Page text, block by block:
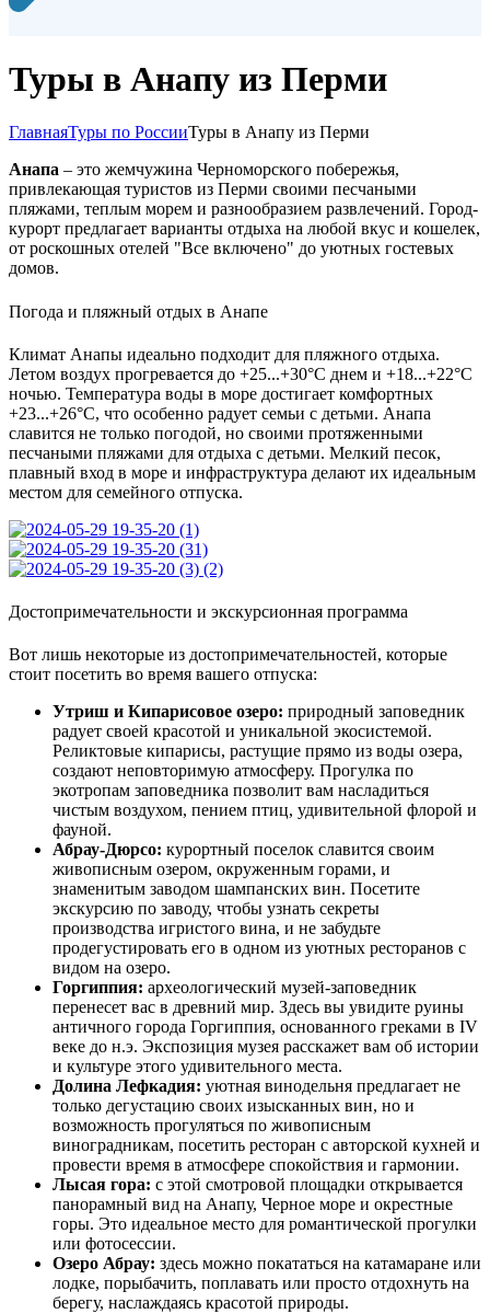
Туры в Анапу из Перми
ГлавнаяТуры по РоссииТуры в Анапу из Перми
Анапа – это жемчужина Черноморского побережья,
привлекающая туристов из Перми своими песчаными
пляжами, теплым морем и разнообразием развлечений. Город-
курорт предлагает варианты отдыха на любой вкус и кошелек,
от роскошных отелей "Все включено" до уютных гостевых
домов.
Погода и пляжный отдых в Анапе
Климат Анапы идеально подходит для пляжного отдыха.
Летом воздух прогревается до +25...+30°C днем и +18...+22°C
ночью. Температура воды в море достигает комфортных
+23...+26°C, что особенно радует семьи с детьми. Анапа
славится не только погодой, но своими протяженными
песчаными пляжами для отдыха с детьми. Мелкий песок,
плавный вход в море и инфраструктура делают их идеальным
местом для семейного отпуска.
Достопримечательности и экскурсионная программа
Вот лишь некоторые из достопримечательностей, которые
стоит посетить во время вашего отпуска:
Утриш и Кипарисовое озеро: природный заповедник
радует своей красотой и уникальной экосистемой.
Реликтовые кипарисы, растущие прямо из воды озера,
создают неповторимую атмосферу. Прогулка по
экотропам заповедника позволит вам насладиться
чистым воздухом, пением птиц, удивительной флорой и
фауной.
Абрау-Дюрсо: курортный поселок славится своим
живописным озером, окруженным горами, и
знаменитым заводом шампанских вин. Посетите
экскурсию по заводу, чтобы узнать секреты
производства игристого вина, и не забудьте
продегустировать его в одном из уютных ресторанов с
видом на озеро.
Горгиппия: археологический музей-заповедник
перенесет вас в древний мир. Здесь вы увидите руины
античного города Горгиппия, основанного греками в IV
веке до н.э. Экспозиция музея расскажет вам об истории
и культуре этого удивительного места.
Долина Лефкадия: уютная винодельня предлагает не
только дегустацию своих изысканных вин, но и
возможность прогуляться по живописным
виноградникам, посетить ресторан с авторской кухней и
провести время в атмосфере спокойствия и гармонии.
Лысая гора: с этой смотровой площадки открывается
панорамный вид на Анапу, Черное море и окрестные
горы. Это идеальное место для романтической прогулки
или фотосессии.
Озеро Абрау: здесь можно покататься на катамаране или
лодке, порыбачить, поплавать или просто отдохнуть на
берегу, наслаждаясь красотой природы.